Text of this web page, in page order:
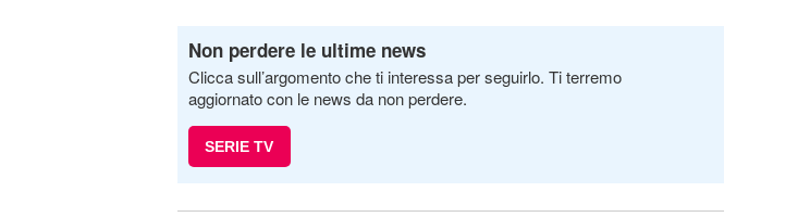
Non perdere le ultime news
Clicca sull’argomento che ti interessa per seguirlo. Ti terremo
aggiornato con le news da non perdere.
SERIE TV